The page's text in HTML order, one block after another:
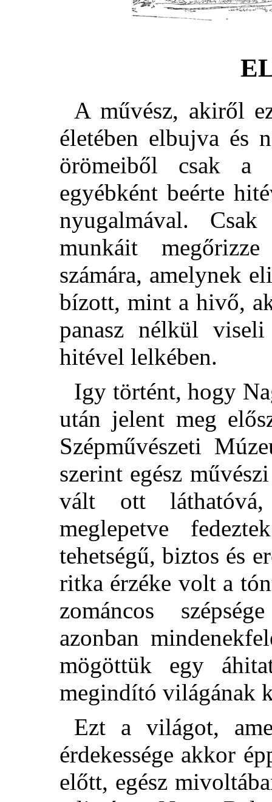
A művész, akiről
életében elbujva és
örömeiből csak a
egyébként beérte
nyugalmával.
munkáit
számára, amelynek
bízott, mint a hivő,
panasz nélkül
hitével lelkében.
Igy történt, hogy
után jelent meg
Szépművészeti
szerint egész
vált ott
meglepetve
tehetségű,biztos és
ritka érzéke volt a
zománcos
azonban
mögöttük egy
megindító világának
Ezt a világot,
érdekessége akkor
előtt, egész